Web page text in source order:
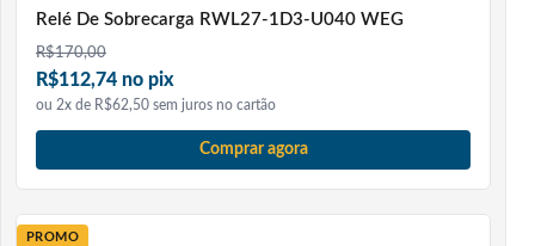
Relé De Sobrecarga RWL27-1D3-U040 WEG
R$170,00
R$112,74 no pix
ou 2x de R$62,50 sem juros no cartão
Comprar agora
PROMO